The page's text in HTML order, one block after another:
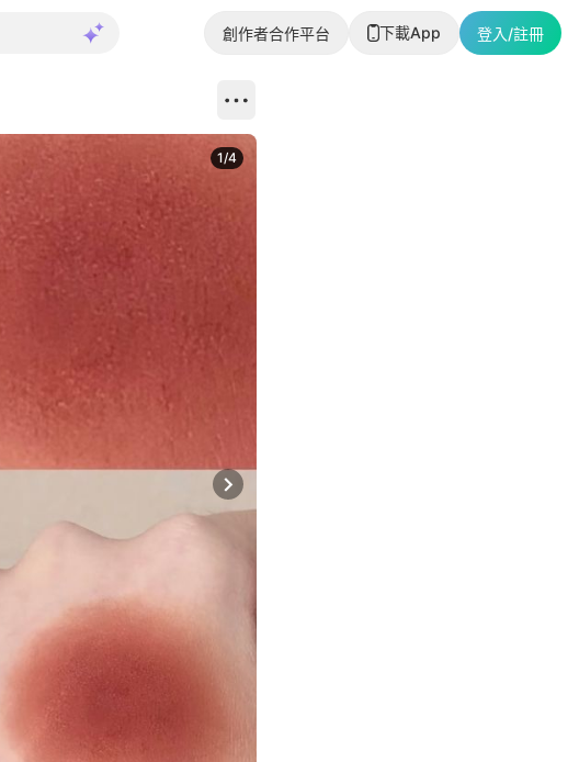
創作者合作平台 下載App 登入/註冊
Next slide
1/4